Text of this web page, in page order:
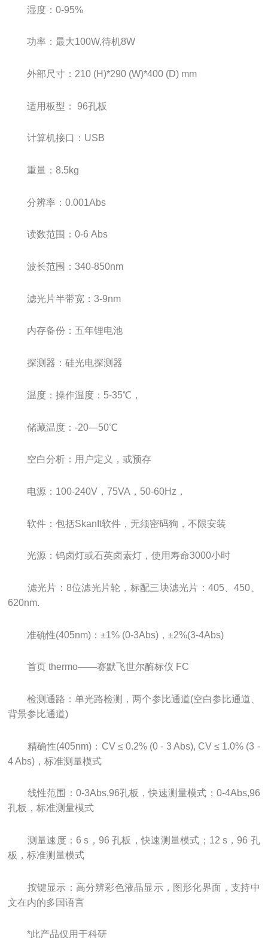
湿度：0-95%
功率：最大100W,待机8W
外部尺寸：210 (H)*290 (W)*400 (D) mm
适用板型： 96孔板
计算机接口：USB
重量：8.5kg
分辨率：0.001Abs
读数范围：0-6 Abs
波长范围：340-850nm
滤光片半带宽：3-9nm
内存备份：五年锂电池
探测器：硅光电探测器
温度：操作温度：5-35℃，
储藏温度：-20—50℃
空白分析：用户定义，或预存
电源：100-240V，75VA，50-60Hz，
软件：包括SkanIt软件，无须密码狗，不限安装
光源：钨卤灯或石英卤素灯，使用寿命3000小时
滤光片：8位滤光片轮，标配三块滤光片：405、450、
620nm.
准确性(405nm)：±1% (0-3Abs)，±2%(3-4Abs)
首页 thermo——赛默飞世尔酶标仪 FC
检测通路：单光路检测，两个参比通道(空白参比通道、
背景参比通道)
精确性(405nm)：CV ≤ 0.2% (0 - 3 Abs), CV ≤ 1.0% (3 -
4 Abs)，标准测量模式
线性范围：0-3Abs,96孔板，快速测量模式；0-4Abs,96
孔板，标准测量模式
测量速度：6 s，96 孔板，快速测量模式；12 s，96 孔
板，标准测量模式
按键显示：高分辨彩色液晶显示，图形化界面，支持中
文在内的多国语言
*此产品仅用于科研